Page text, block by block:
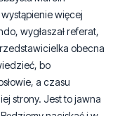
bo
a czasu
strony. Jest to jawna
naciskać i w
w Pątnowie, 21
pod Pomnikiem M.